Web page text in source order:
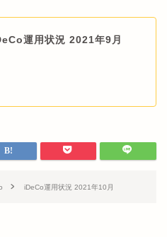
運用状況 2021年9月
iDeCo運用状況 2021年10月